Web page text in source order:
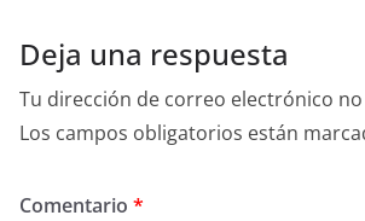
Deja una respuesta
Tu dirección de correo electrónico
Los campos obligatorios están
Comentario *